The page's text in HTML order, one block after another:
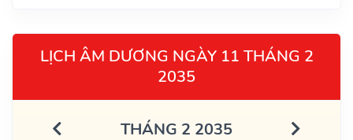
LỊCH ÂM DƯƠNG NGÀY 11 THÁNG 2
2035
THÁNG 2 2035